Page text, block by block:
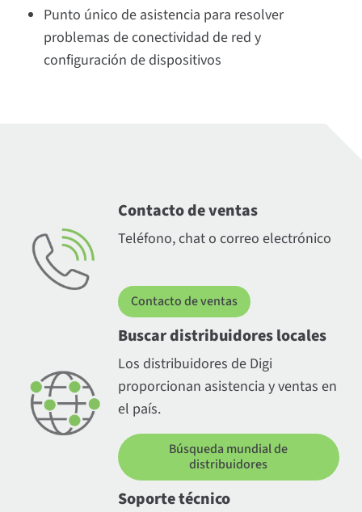
Punto único de asistencia para resolver
problemas de conectividad de red y
configuración de dispositivos
Contacto de ventas
Teléfono, chat o correo electrónico
Contacto de ventas
Buscar distribuidores locales
Los distribuidores de Digi
proporcionan asistencia y ventas en
el país.
Búsqueda mundial de
distribuidores
Soporte técnico